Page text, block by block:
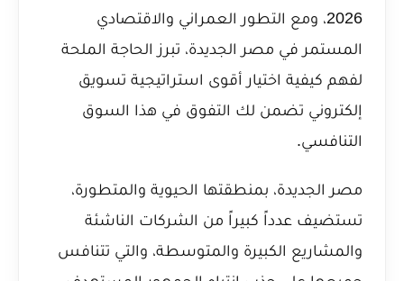
2026، ومع التطور العمراني والاقتصادي
المستمر في مصر الجديدة، تبرز الحاجة الملحة
لفهم كيفية اختيار أقوى استراتيجية تسويق
إلكتروني تضمن لك التفوق في هذا السوق
التنافسي.
مصر الجديدة، بمنطقتها الحيوية والمتطورة،
تستضيف عدداً كبيراً من الشركات الناشئة
والمشاريع الكبيرة والمتوسطة، والتي تتنافس